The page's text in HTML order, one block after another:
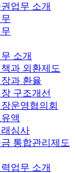
업무 소개
소개
과 외환제도
과 환율
구조개선
운영협의회
액
심사
통합관리제도
업무 소개